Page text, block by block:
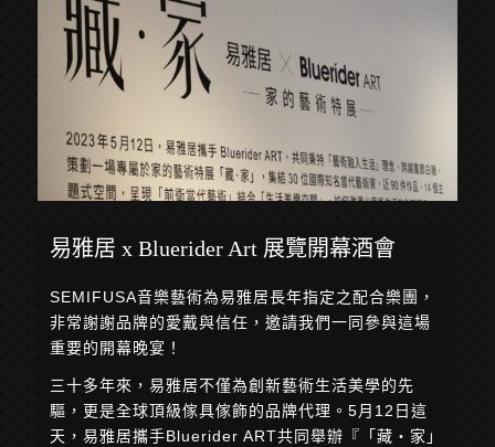
易雅居 x Bluerider Art 展覽開幕酒會
SEMIFUSA音樂藝術為易雅居長年指定之配合樂團，
非常謝謝品牌的愛戴與信任，邀請我們一同參與這場
重要的開幕晚宴！
三十多年來，易雅居不僅為創新藝術生活美學的先
驅，更是全球頂級傢具傢飾的品牌代理。5月12日這
天，易雅居攜手Bluerider ART共同舉辦『「藏‧家」